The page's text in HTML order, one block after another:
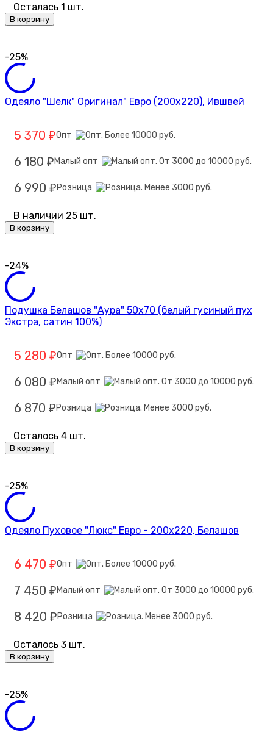
Осталась 1 шт.
В корзину
-25%
Одеяло "Шелк" Оригинал" Евро (200х220), Ившвей
5 370 ₽Опт
6 180 ₽ Малый опт
6 990 ₽ Розница
В наличии 25 шт.
В корзину
-24%
Подушка Белашов "Аура" 50х70 (белый гусиный пух
Экстра, сатин 100%)
5 280 ₽Опт
6 080 ₽ Малый опт
6 870 ₽ Розница
Осталось 4 шт.
В корзину
-25%
Одеяло Пуховое "Люкс" Евро - 200х220, Белашов
6 470 ₽Опт
7 450 ₽ Малый опт
8 420 ₽ Розница
Осталось 3 шт.
В корзину
-25%